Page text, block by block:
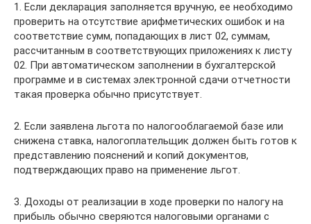
1. Если декларация заполняется вручную, ее необходимо
проверить на отсутствие арифметических ошибок и на
соответствие сумм, попадающих в лист 02, суммам,
рассчитанным в соответствующих приложениях к листу
02. При автоматическом заполнении в бухгалтерской
программе и в системах электронной сдачи отчетности
такая проверка обычно присутствует.
2. Если заявлена льгота по налогооблагаемой базе или
снижена ставка, налогоплательщик должен быть готов к
представлению пояснений и копий документов,
подтверждающих право на применение льгот.
3. Доходы от реализации в ходе проверки по налогу на
прибыль обычно сверяются налоговыми органами с